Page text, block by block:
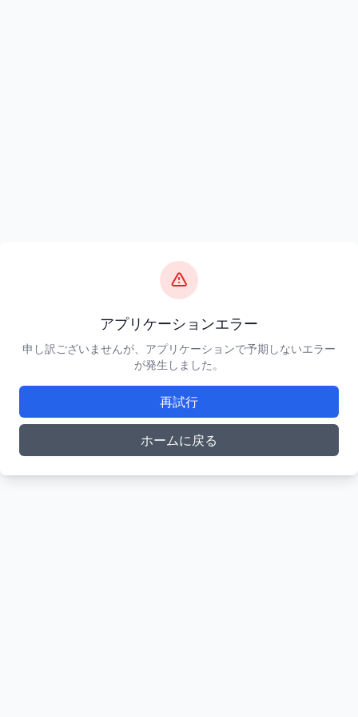
アプリケーションエラー
申し訳ございませんが、アプリケーションで予期しないエラー
が発生しました。
再試行
ホームに戻る